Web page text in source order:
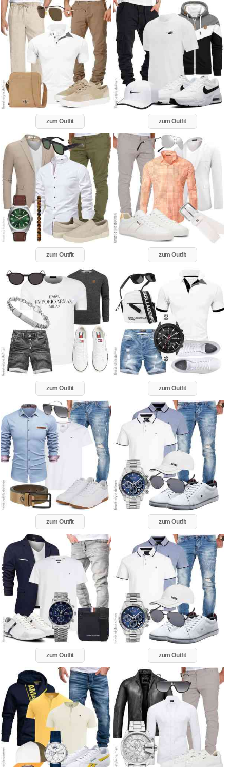
zum Outfit zum Outfit
zum Outfit zum Outfit
zum Outfit zum Outfit
zum Outfit zum Outfit
zum Outfit zum Outfit